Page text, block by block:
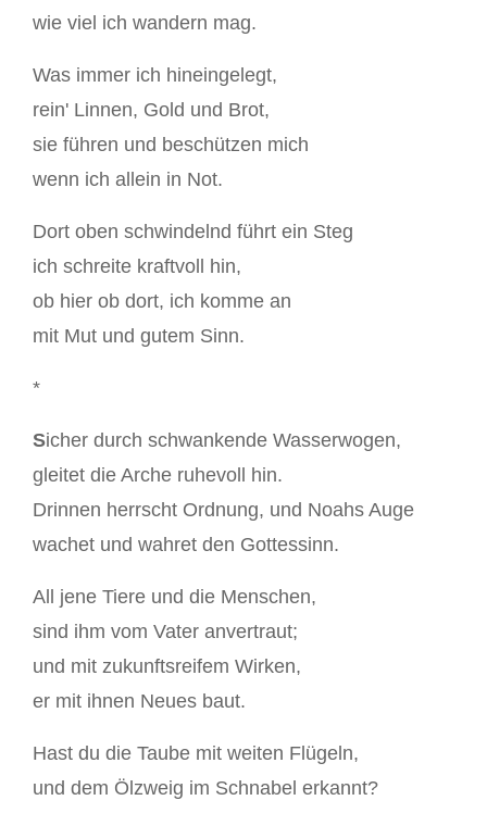
wie viel ich wandern mag.
Was immer ich hineingelegt,
rein' Linnen, Gold und Brot,
sie führen und beschützen mich
wenn ich allein in Not.
Dort oben schwindelnd führt ein Steg
ich schreite kraftvoll hin,
ob hier ob dort, ich komme an
mit Mut und gutem Sinn.
*
Sicher durch schwankende Wasserwogen,
gleitet die Arche ruhevoll hin.
Drinnen herrscht Ordnung, und Noahs Auge
wachet und wahret den Gottessinn.
All jene Tiere und die Menschen,
sind ihm vom Vater anvertraut;
und mit zukunftsreifem Wirken,
er mit ihnen Neues baut.
Hast du die Taube mit weiten Flügeln,
und dem Ölzweig im Schnabel erkannt?